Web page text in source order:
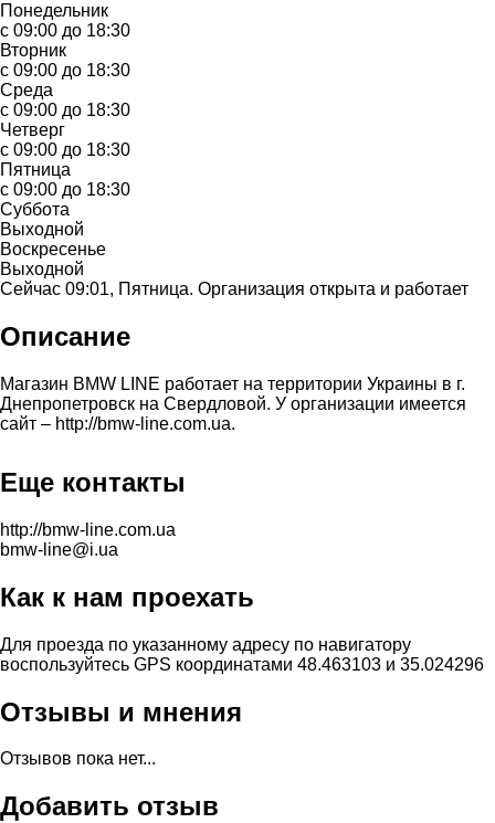
Понедельник
с 09:00 до 18:30
Вторник
с 09:00 до 18:30
Среда
с 09:00 до 18:30
Четверг
с 09:00 до 18:30
Пятница
с 09:00 до 18:30
Суббота
Выходной
Воскресенье
Выходной
Сейчас 09:01, Пятница. Организация открыта и работает
Описание
Магазин BMW LINE работает на территории Украины в г.
Днепропетровск на Свердловой. У организации имеется
сайт – http://bmw-line.com.ua.
Еще контакты
http://bmw-line.com.ua
bmw-line@i.ua
Как к нам проехать
Для проезда по указанному адресу по навигатору
воспользуйтесь GPS координатами 48.463103 и 35.024296
Отзывы и мнения
Отзывов пока нет...
Добавить отзыв